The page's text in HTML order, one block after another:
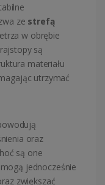
ze strefą
w obrębie
są
materiału
utrzymać
oraz
są one
jednocześnie
zwiększać